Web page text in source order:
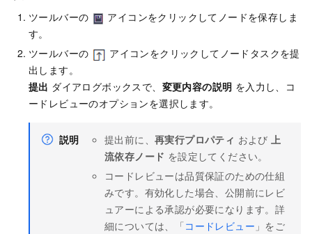
ツールバーの
アイコンをクリックしてノードを保存しま
す。
ツールバーの
アイコンをクリックしてノードタスクを提
出します。
提出 ダイアログボックスで、 変更内容の説明 を入力し、コ
ードレビューのオプションを選択します。
説明 提出前に、 再実行プロパティ および上
流依存ノード を設定してください。
コードレビューは品質保証のための仕組
みです。有効化した場合、公開前にレビ
ュアーによる承認が必要になります。詳
細については、「コードレビュー 」をご